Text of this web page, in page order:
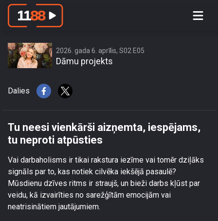
Tu neesi vienkārši aizņemta,
2026. gada 6. aprīlis, S02 E05
Dāmu projekts
Dalies
Tu neesi vienkārši aizņemta, iespējams,
tu neproti atpūsties
Vai darbaholisms ir tikai rakstura iezīme vai tomēr dziļāks
signāls par to, kas notiek cilvēka iekšējā pasaulē?
Mūsdienu dzīves ritms ir straujš, un bieži darbs kļūst par
veidu, kā izvairīties no sarežģītām emocijām vai
neatrisinātiem jautājumiem.